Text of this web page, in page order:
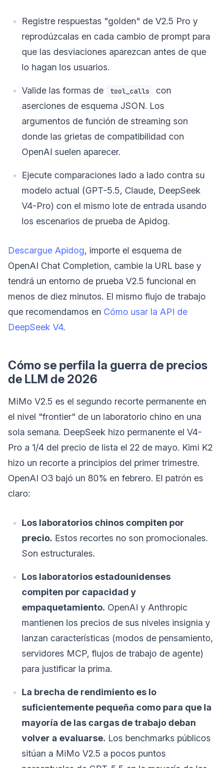
Registre respuestas "golden" de V2.5 Pro y
reprodúzcalas en cada cambio de prompt para
que las desviaciones aparezcan antes de que
lo hagan los usuarios.
Valide las formas de tool_calls
con
aserciones de esquema JSON. Los
argumentos de función de streaming son
donde las grietas de compatibilidad con
OpenAI suelen aparecer.
Ejecute comparaciones lado a lado contra su
modelo actual (GPT-5.5, Claude, DeepSeek
V4-Pro) con el mismo lote de entrada usando
los escenarios de prueba de Apidog.
Descargue Apidog, importe el esquema de
OpenAI Chat Completion, cambie la URL base y
tendrá un entorno de prueba V2.5 funcional en
menos de diez minutos. El mismo flujo de trabajo
que recomendamos en Cómo usar la API de
DeepSeek V4.
Cómo se perfila la guerra de precios
de LLM de 2026
MiMo V2.5 es el segundo recorte permanente en
el nivel "frontier" de un laboratorio chino en una
sola semana. DeepSeek hizo permanente el V4-
Pro a 1/4 del precio de lista el 22 de mayo. Kimi K2
hizo un recorte a principios del primer trimestre.
OpenAI O3 bajó un 80% en febrero. El patrón es
claro:
Los laboratorios chinos compiten por
precio. Estos recortes no son promocionales.
Son estructurales.
Los laboratorios estadounidenses
compiten por capacidad y
empaquetamiento. OpenAI y Anthropic
mantienen los precios de sus niveles insignia y
lanzan características (modos de pensamiento,
servidores MCP, flujos de trabajo de agente)
para justificar la prima.
La brecha de rendimiento es lo
suficientemente pequeña como para que la
mayoría de las cargas de trabajo deban
volver a evaluarse. Los benchmarks públicos
sitúan a MiMo V2.5 a pocos puntos